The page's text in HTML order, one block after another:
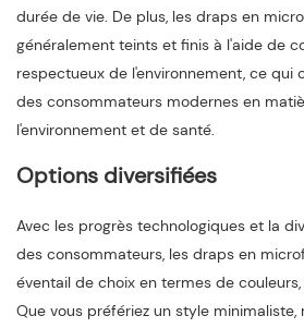
durée de vie. De plus, les draps en
généralement teints et finis à l'aide de
respectueux de l'environnement, ce qui
des consommateurs modernes en
l'environnement et de santé.
Options diversifiées
Avec les progrès technologiques et la
des consommateurs, les draps en
éventail de choix en termes de
Que vous préfériez un style minimaliste,